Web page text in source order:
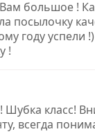
большое !
посылочку
году успели
!
Шубка класс!
всегда